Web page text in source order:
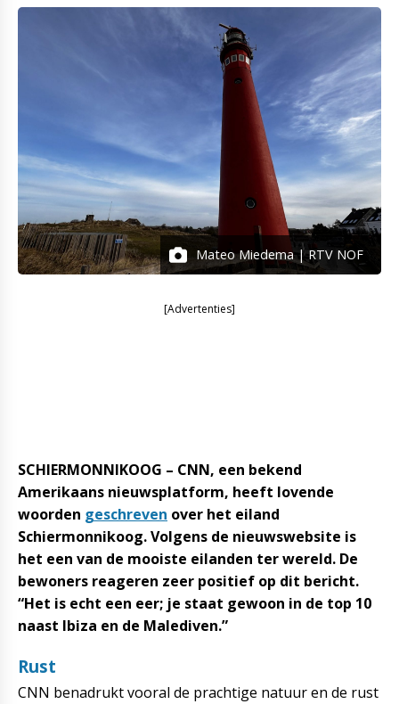
Mateo Miedema | RTV NOF
[Advertenties]
SCHIERMONNIKOOG – CNN, een bekend
Amerikaans nieuwsplatform, heeft lovende
woorden geschreven over het eiland
Schiermonnikoog. Volgens de nieuwswebsite is
het een van de mooiste eilanden ter wereld. De
bewoners reageren zeer positief op dit bericht.
“Het is echt een eer; je staat gewoon in de top 10
naast Ibiza en de Malediven.”
Rust
CNN benadrukt vooral de prachtige natuur en de rust